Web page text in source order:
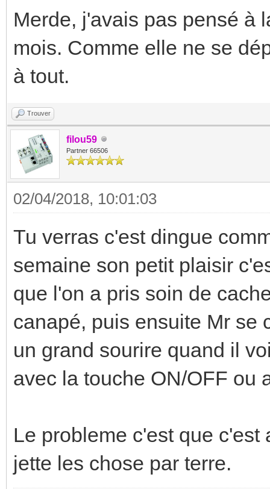
Merde, j'avais pas pensé à
mois. Comme elle ne se
à tout.
Trouver
filou59
Partner 66506
02/04/2018, 10:01:03
Tu verras c'est dingue
semaine son petit plaisir
que l'on a pris soin de
canapé, puis ensuite Mr se
un grand sourire quand il
avec la touche ON/OFF ou
Le probleme c'est que
jette les chose par terre.